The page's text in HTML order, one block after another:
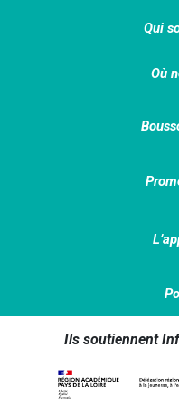
Qui
Où
Ils soutiennent